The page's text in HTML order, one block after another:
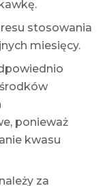
stosowania
miesięcy.
ponieważ
kwasu
za